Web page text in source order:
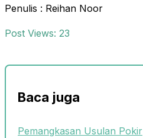
Penulis : Reihan Noor
Post Views: 23
Baca juga
Pemangkasan Usulan Pokir